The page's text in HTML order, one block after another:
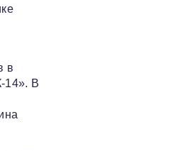
в
14». В